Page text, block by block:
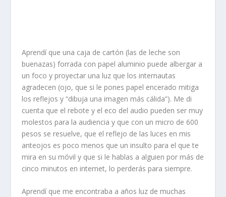
Aprendí que una caja de cartón (las de leche son
buenazas) forrada con papel aluminio puede albergar a
un foco y proyectar una luz que los internautas
agradecen (ojo, que si le pones papel encerado mitiga
los reflejos y “dibuja una imagen más cálida”). Me di
cuenta que el rebote y el eco del audio pueden ser muy
molestos para la audiencia y que con un micro de 600
pesos se resuelve, que el reflejo de las luces en mis
anteojos es poco menos que un insulto para el que te
mira en su móvil y que si le hablas a alguien por más de
cinco minutos en internet, lo perderás para siempre.
Aprendí que me encontraba a años luz de muchas